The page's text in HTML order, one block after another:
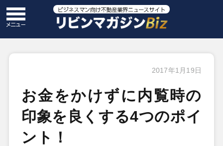
2017年1月19日
お金をかけずに内覧時の
印象を良くする4つのポイ
ント！